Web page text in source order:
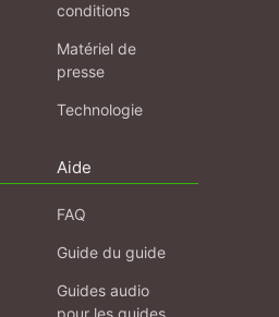
conditions
Matériel de
presse
Technologie
Aide
FAQ
Guide du guide
Guides audio
pour les guides